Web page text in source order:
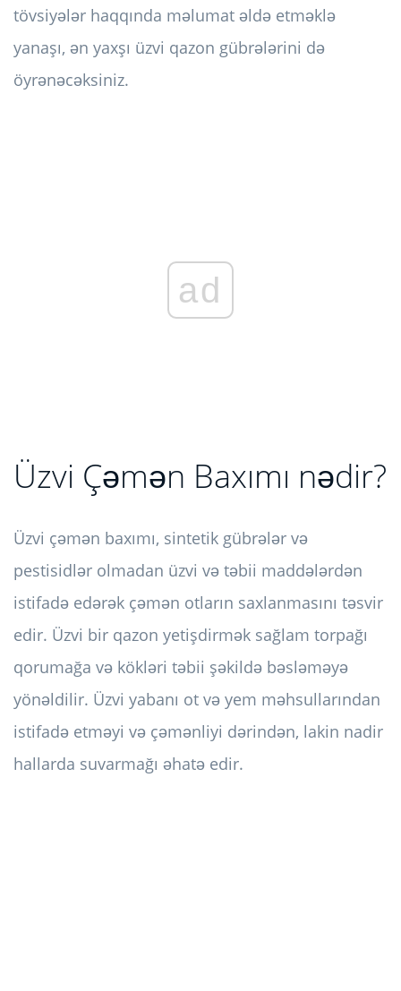
tövsiyələr haqqında məlumat əldə etməklə
yanaşı, ən yaxşı üzvi qazon gübrələrini də
öyrənəcəksiniz.
ad
Üzvi Çəmən Baxımı nədir?
Üzvi çəmən baxımı, sintetik gübrələr və
pestisidlər olmadan üzvi və təbii maddələrdən
istifadə edərək çəmən otların saxlanmasını təsvir
edir. Üzvi bir qazon yetişdirmək sağlam torpağı
qorumağa və kökləri təbii şəkildə bəsləməyə
yönəldilir. Üzvi yabanı ot və yem məhsullarından
istifadə etməyi və çəmənliyi dərindən, lakin nadir
hallarda suvarmağı əhatə edir.